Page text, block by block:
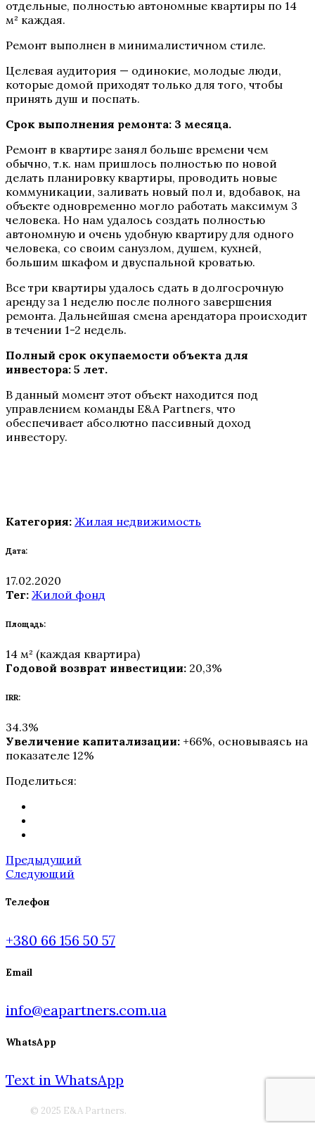
отдельные, полностью автономные квартиры по 14
м² каждая.
Ремонт выполнен в минималистичном стиле.
Целевая аудитория — одинокие, молодые люди,
которые домой приходят только для того, чтобы
принять душ и поспать.
Срок выполнения ремонта: 3 месяца.
Ремонт в квартире занял больше времени чем
обычно, т.к. нам пришлось полностью по новой
делать планировку квартиры, проводить новые
коммуникации, заливать новый пол и, вдобавок, на
объекте одновременно могло работать максимум 3
человека. Но нам удалось создать полностью
автономную и очень удобную квартиру для одного
человека, со своим санузлом, душем, кухней,
большим шкафом и двуспальной кроватью.
Все три квартиры удалось сдать в долгосрочную
аренду за 1 неделю после полного завершения
ремонта. Дальнейшая смена арендатора происходит
в течении 1-2 недель.
Полный срок окупаемости объекта для
инвестора: 5 лет.
В данный момент этот объект находится под
управлением команды E&A Partners, что
обеспечивает абсолютно пасcивный доход
инвестору.
Категория: Жилая недвижимость
Дата:
17.02.2020
Тег: Жилой фонд
Площадь:
14 м² (каждая квартира)
Годовой возврат инвестиции: 20,3%
IRR:
34.3%
Увеличение капитализации: +66%, основываясь на
показателе 12%
Поделиться:
Предыдущий
Следующий
Телефон
+380 66 156 50 57
Email
info@eapartners.com.ua
WhatsApp
Text in WhatsApp
© 2025 E&A Partners.